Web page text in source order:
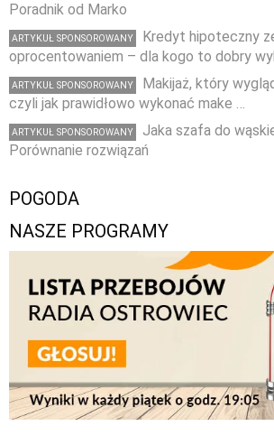
Poradnik od Marko
ARTYKUŁ SPONSOROWANY
Kredyt hipoteczny
oprocentowaniem – dla kogo to dobry
ARTYKUŁ SPONSOROWANY
Makijaż, który
czyli jak prawidłowo wykonać make …
ARTYKUŁ SPONSOROWANY
Jaka szafa do
Porównanie rozwiązań
POGODA
NASZE PROGRAMY